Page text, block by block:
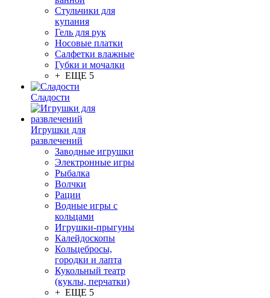
Стульчики для
купания
Гель для рук
Носовые платки
Салфетки влажные
Губки и мочалки
+ ЕЩЕ 5
Сладости
Игрушки для
развлечений
Заводные игрушки
Электронные игры
Рыбалка
Волчки
Рации
Водные игры с
кольцами
Игрушки-прыгуны
Калейдоскопы
Кольцебросы,
городки и лапта
Кукольный театр
(куклы, перчатки)
+ ЕЩЕ 5